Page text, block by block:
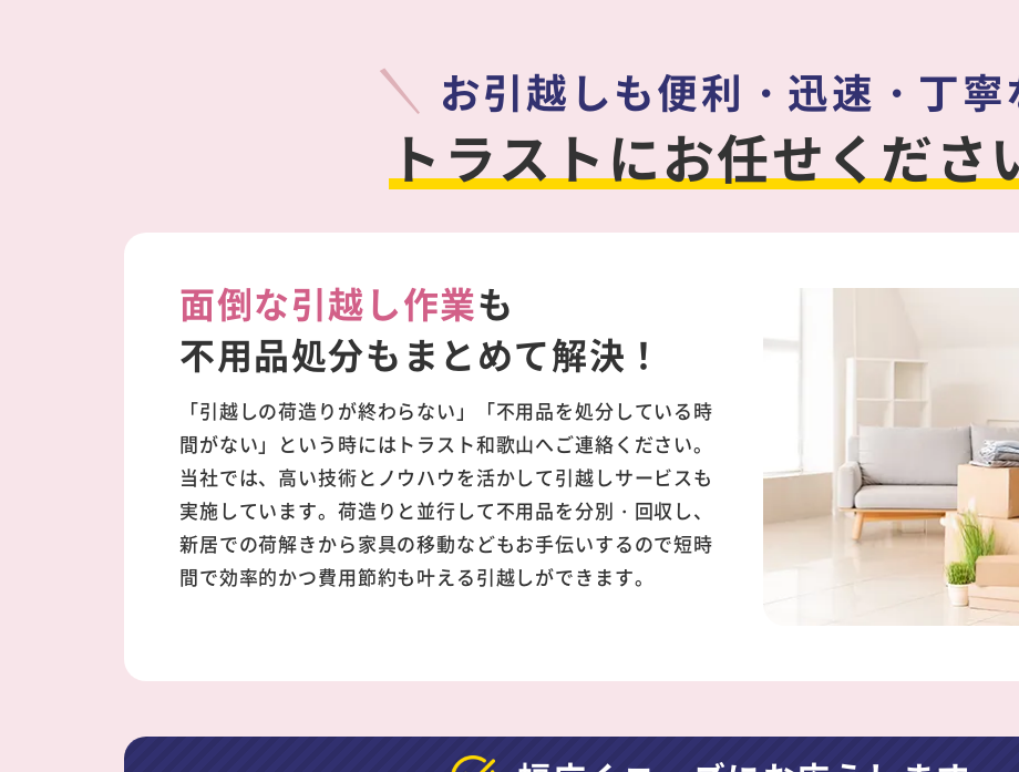
お引越しも便利・迅速・丁寧
トラストにお任せくださ
面倒な引越し作業も
不用品処分もまとめて解決！
「引越しの荷造りが終わらない」「不用品を処分している時
間がない」という時にはトラスト和歌山へご連絡ください。
当社では、高い技術とノウハウを活かして引越しサービスも
実施しています。荷造りと並行して不用品を分別・回収し、
新居での荷解きから家具の移動などもお手伝いするので短時
間で効率的かつ費用節約も叶える引越しができます。